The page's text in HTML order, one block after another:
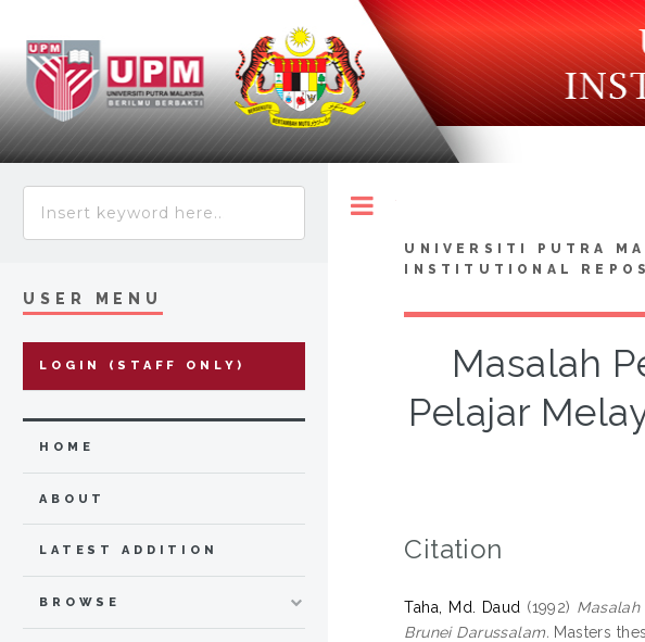
UNIVERSITI PUTRA
INSTITUTIONAL
Masalah
Pelajar
Citation
Taha, Md. Daud (1992)
Brunei Darussalam. Masters
USER MENU
LOGIN (STAFF ONLY)
HOME
ABOUT
LATEST ADDITION
BROWSE